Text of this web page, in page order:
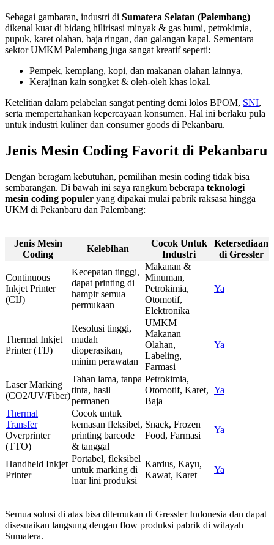
Sebagai gambaran, industri di Sumatera Selatan (Palembang)
dikenal kuat di bidang hilirisasi minyak & gas bumi, petrokimia,
pupuk, karet olahan, baja ringan, dan galangan kapal. Sementara
sektor UMKM Palembang juga sangat kreatif seperti:
Pempek, kemplang, kopi, dan makanan olahan lainnya,
Kerajinan kain songket & oleh-oleh khas lokal.
Ketelitian dalam pelabelan sangat penting demi lolos BPOM, SNI,
serta mempertahankan kepercayaan konsumen. Hal ini berlaku pula
untuk industri kuliner dan consumer goods di Pekanbaru.
Jenis Mesin Coding Favorit di Pekanbaru
Dengan beragam kebutuhan, pemilihan mesin coding tidak bisa
sembarangan. Di bawah ini saya rangkum beberapa teknologi
mesin coding populer yang dipakai mulai pabrik raksasa hingga
UKM di Pekanbaru dan Palembang:
Jenis Mesin
Coding
Kelebihan
Cocok Untuk
Industri
Ketersediaan
di Gressler
Continuous
Inkjet Printer
(CIJ)
Kecepatan tinggi,
dapat printing di
hampir semua
permukaan
Makanan &
Minuman,
Petrokimia,
Otomotif,
Elektronika
Ya
Thermal Inkjet
Printer (TIJ)
Resolusi tinggi,
mudah
dioperasikan,
minim perawatan
UMKM
Makanan
Olahan,
Labeling,
Farmasi
Ya
Laser Marking
(CO2/UV/Fiber)
Tahan lama, tanpa
tinta, hasil
permanen
Petrokimia,
Otomotif, Karet,
Baja
Ya
Thermal
Transfer
Overprinter
(TTO)
Cocok untuk
kemasan fleksibel,
printing barcode
& tanggal
Snack, Frozen
Food, Farmasi
Ya
Handheld Inkjet
Printer
Portabel, fleksibel
untuk marking di
luar lini produksi
Kardus, Kayu,
Kawat, Karet
Ya
Semua solusi di atas bisa ditemukan di Gressler Indonesia dan dapat
disesuaikan langsung dengan flow produksi pabrik di wilayah
Sumatera.